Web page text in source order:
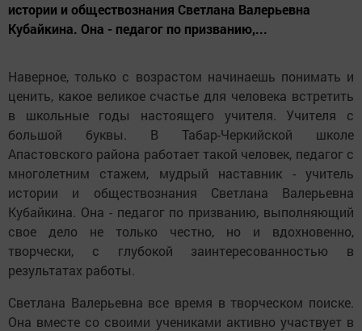
истории и обществознания Светлана Валерьевна
Кубайкина. Она - педагог по призванию,...
Наверное, только с возрастом начинаешь понимать и
ценить, какое великое счастье для человека встретить
в школьные годы настоящего учителя. Учителя с
большой буквы. В Табар-Черкийской школе
Апастовского района работает такой человек, педагог с
многолетним стажем, мудрый наставник - учитель
истории и обществознания Светлана Валерьевна
Кубайкина. Она - педагог по призванию, выполняющий
свое дело не только честно, но и вдохновенно,
творчески, с глубокой заинтересованностью в
результатах работы.
Светлана Валерьевна все время в творческом поиске.
Она вместе со своими учениками активно участвует в